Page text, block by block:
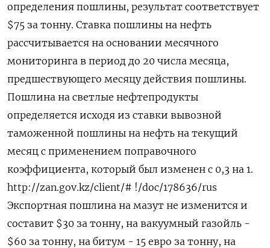
определения пошлины, результат соответствует
$75 за тонну. Ставка пошлины на нефть
рассчитывается на основании месячного
мониторинга в период до 20 числа месяца,
предшествующего месяцу действия пошлины.
Пошлина на светлые нефтепродукты
определяется исходя из ставки вывозной
таможенной пошлины на нефть на текущий
месяц с применением поправочного
коэффициента, который был изменен с 0,3 на 1.
http://zan.gov.kz/client/# !/doc/178636/rus
Экспортная пошлина на мазут не изменится и
составит $30 за тонну, на вакуумный газойль -
$60 за тонну, на битум - 15 евро за тонну, на